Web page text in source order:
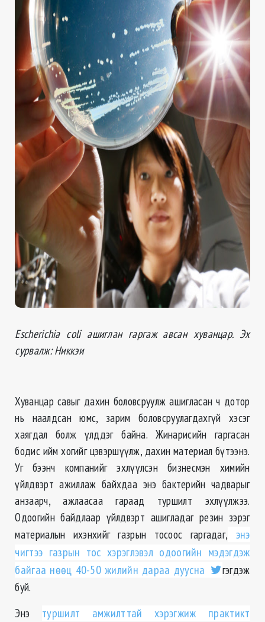
Escherichia coli ашиглан гаргаж авсан хуванцар. Эх
сурвалж: Никкэи
Хуванцар савыг дахин боловсруулж ашигласан ч дотор
нь наалдсан юмс, зарим боловсруулагдахгүй хэсэг
хаягдал болж үлддэг байна. Жинарисийн гаргасан
бодис ийм хогийг цэвэршүүлж, дахин материал бүтээнэ.
Уг бээнч компанийг эхлүүлсэн бизнесмэн химийн
үйлдвэрт ажиллаж байхдаа энэ бактерийн чадварыг
анзаарч, ажлаасаа гараад туршилт эхлүүлжээ.
Одоогийн байдлаар үйлдвэрт ашигладаг резин зэрэг
материалын ихэнхийг газрын тосоос гаргадаг, энэ
чигтээ газрын тос хэрэглэвэл одоогийн мэдэгдэж
байгаа нөөц 40-50 жилийн дараа дуусна
гэгдэж
буй.
Энэ туршилт амжилттай хэрэгжиж практикт